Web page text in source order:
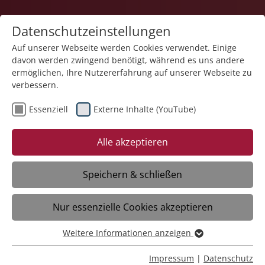
29.12.2022
<<Ich kann es einfach nicht
verstehen>>:
BRUNNADERN: Als seine Heimatstadt
Krementschuk im April bombardiert
wurde, entschloss sich Hennadii Zhukov
zur Flucht. Heute lebt der Ukrainer im
Seniorenheim Neckertal und singt und
Datenschutzeinstellungen
Auf unserer Webseite werden Cookies verwendet. Einige
davon werden zwingend benötigt, während es uns andere
ermöglichen, Ihre Nutzererfahrung auf unserer Webseite zu
verbessern.
Essenziell Externe Inhalte (YouTube)
Alle akzeptieren
Speichern & schließen
Nur essenzielle Cookies akzeptieren
Essenziell
Essenzielle Cookies werden für grundlegende Funktionen
Weitere Informationen anzeigen
Impressum | Datenschutz